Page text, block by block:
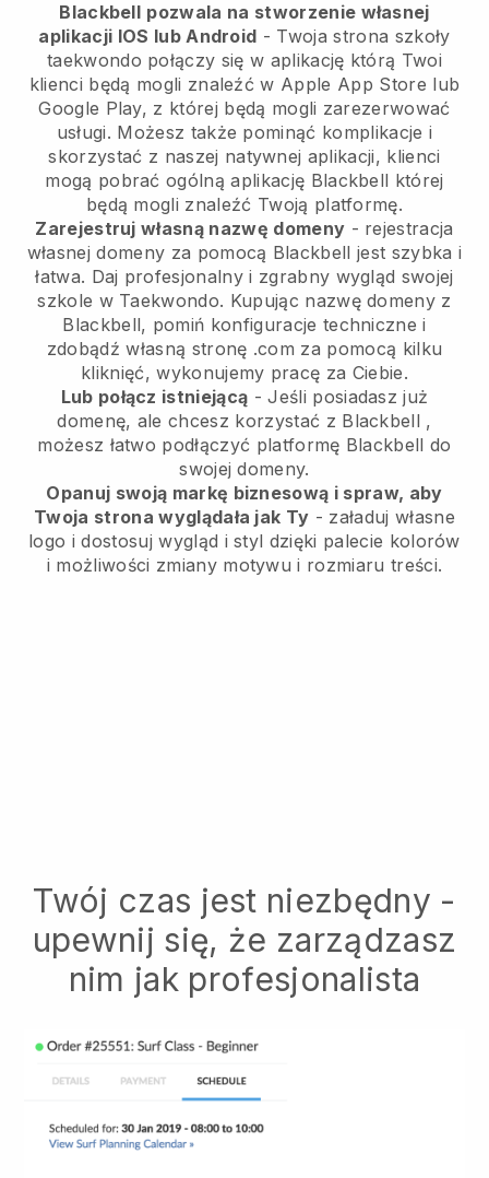
Blackbell pozwala na stworzenie własnej
aplikacji IOS lub Android - Twoja strona szkoły
taekwondo połączy się w aplikację którą Twoi
klienci będą mogli znaleźć w Apple App Store lub
Google Play, z której będą mogli zarezerwować
usługi. Możesz także pominąć komplikacje i
skorzystać z naszej natywnej aplikacji, klienci
mogą pobrać ogólną aplikację Blackbell której
będą mogli znaleźć Twoją platformę.
Zarejestruj własną nazwę domeny - rejestracja
własnej domeny za pomocą Blackbell jest szybka i
łatwa. Daj profesjonalny i zgrabny wygląd swojej
szkole w Taekwondo. Kupując nazwę domeny z
Blackbell, pomiń konfiguracje techniczne i
zdobądź własną stronę .com za pomocą kilku
kliknięć, wykonujemy pracę za Ciebie.
Lub połącz istniejącą - Jeśli posiadasz już
domenę, ale chcesz korzystać z Blackbell ,
możesz łatwo podłączyć platformę Blackbell do
swojej domeny.
Opanuj swoją markę biznesową i spraw, aby
Twoja strona wyglądała jak Ty - załaduj własne
logo i dostosuj wygląd i styl dzięki palecie kolorów
i możliwości zmiany motywu i rozmiaru treści.
Twój czas jest niezbędny -
upewnij się, że zarządzasz
nim jak profesjonalista